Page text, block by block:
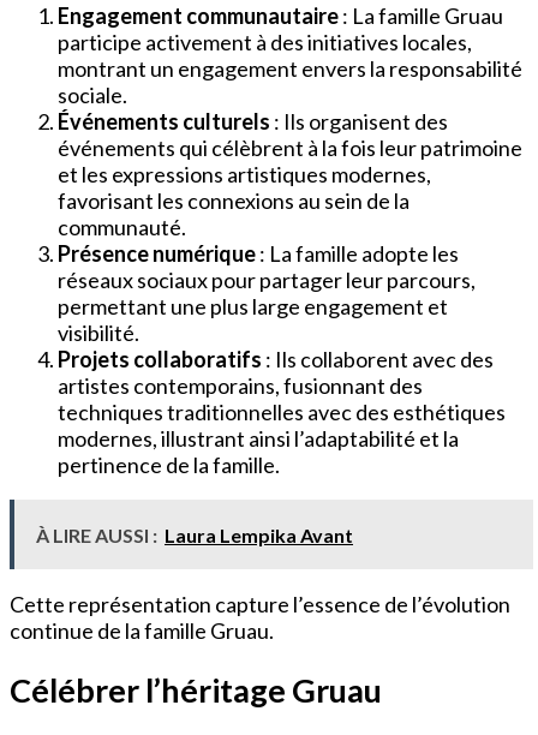
Engagement communautaire: La famille Gruau
participe activement à des initiatives locales,
montrant un engagement envers la responsabilité
sociale.
Événements culturels : Ils organisent des
événements qui célèbrent à la fois leur patrimoine
et les expressions artistiques modernes,
favorisant les connexions au sein de la
communauté.
Présence numérique: La famille adopte les
réseaux sociaux pour partager leur parcours,
permettant une plus large engagement et
visibilité.
Projets collaboratifs : Ils collaborent avec des
artistes contemporains, fusionnant des
techniques traditionnelles avec des esthétiques
modernes, illustrant ainsi l’adaptabilité et la
pertinence de la famille.
À LIRE AUSSI : Laura Lempika Avant
Cette représentation capture l’essence de l’évolution
continue de la famille Gruau.
Célébrer l’héritage Gruau